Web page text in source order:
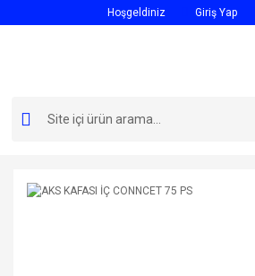
Hoşgeldiniz Giriş Yap